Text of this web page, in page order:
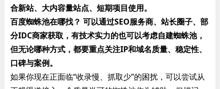
合新站、大内容量站点、短期项目使用。
百度蜘蛛池在哪找？​ 可以通过SEO服务商、站长圈子、部
分IDC商家获取，有技术实力的也可以考虑自建蜘蛛池，
但无论哪种方式，都要重点关注IP和域名质量、稳定性、
口碑与案例。
如果你现在正面临“收录慢、抓取少”的困扰，可以尝试从